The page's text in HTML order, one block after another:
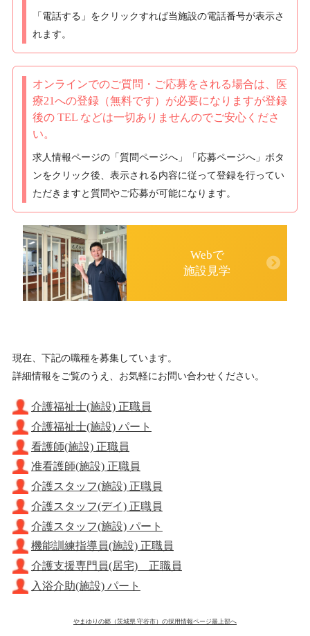
「電話する」をクリックすれば当施設の電話番号が表示さ
れます。
オンラインでのご質問・ご応募をされる場合は、 医
療21への登録（無料です）が必要になりますが登録
後の TEL などは一切ありませんのでご安心くださ
い。
求人情報ページの「質問ページへ」「応募ページへ」ボタ
ンをクリック後、表示される内容に従って登録を行ってい
ただきますと質問やご応募が可能になります。
Webで
施設見学
現在、下記の職種を募集しています。
詳細情報をご覧のうえ、お気軽にお問い合わせください。
介護福祉士(施設) 正職員
介護福祉士(施設) パート
看護師(施設) 正職員
准看護師(施設) 正職員
介護スタッフ(施設) 正職員
介護スタッフ(デイ) 正職員
介護スタッフ(施設) パート
機能訓練指導員(施設) 正職員
介護支援専門員(居宅) 正職員
入浴介助(施設) パート
やまゆりの郷（茨城県 守谷市）の採用情報ページ最上部へ